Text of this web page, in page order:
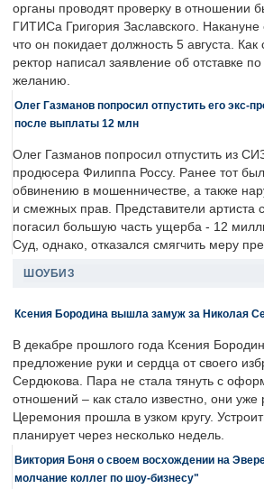
органы проводят проверку в отношении
ГИТИСа Григория Заславского. Накануне
что он покидает должность 5 августа.
ректор написал заявление об отставке
желанию.
Олег Газманов попросил отпустить его экс-
после выплаты 12 млн
Олег Газманов попросил отпустить из
продюсера Филиппа Россу. Ранее тот
обвинению в мошенничестве, а также
и смежных прав. Представители артиста
погасил большую часть ущерба - 12
Суд, однако, отказался смягчить меру
ШОУБИЗ
Ксения Бородина вышла замуж за Николая
В декабре прошлого года Ксения
предложение руки и сердца от своего
Сердюкова. Пара не стала тянуть с
отношений – как стало известно, они уже
Церемония прошла в узком кругу.
планирует через несколько недель.
Виктория Боня о своем восхождении на
молчание коллег по шоу-бизнесу"